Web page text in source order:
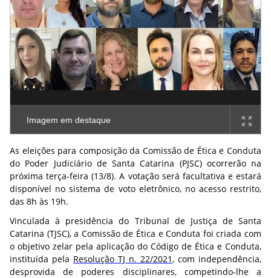
Imagem em destaque
As eleições para composição da Comissão de Ética e Conduta
do Poder Judiciário de Santa Catarina (PJSC) ocorrerão na
próxima terça-feira (13/8). A votação será facultativa e estará
disponível no sistema de voto eletrônico, no acesso restrito,
das 8h às 19h.
Vinculada à presidência do Tribunal de Justiça de Santa
Catarina (TJSC), a Comissão de Ética e Conduta foi criada com
o objetivo zelar pela aplicação do Código de Ética e Conduta,
instituída pela Resolução TJ n. 22/2021, com independência,
desprovida de poderes disciplinares, competindo-lhe a